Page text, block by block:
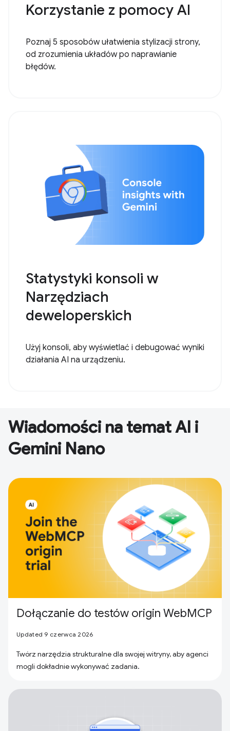
Korzystanie z pomocy AI
Poznaj 5 sposobów ułatwienia stylizacji strony,
od zrozumienia układów po naprawianie
błędów.
Statystyki konsoli w
Narzędziach
deweloperskich
Użyj konsoli, aby wyświetlać i debugować wyniki
działania AI na urządzeniu.
Wiadomości na temat AI i
Gemini Nano
Dołączanie do testów origin WebMCP
Updated 9 czerwca 2026
Twórz narzędzia strukturalne dla swojej witryny, aby agenci
mogli dokładnie wykonywać zadania.